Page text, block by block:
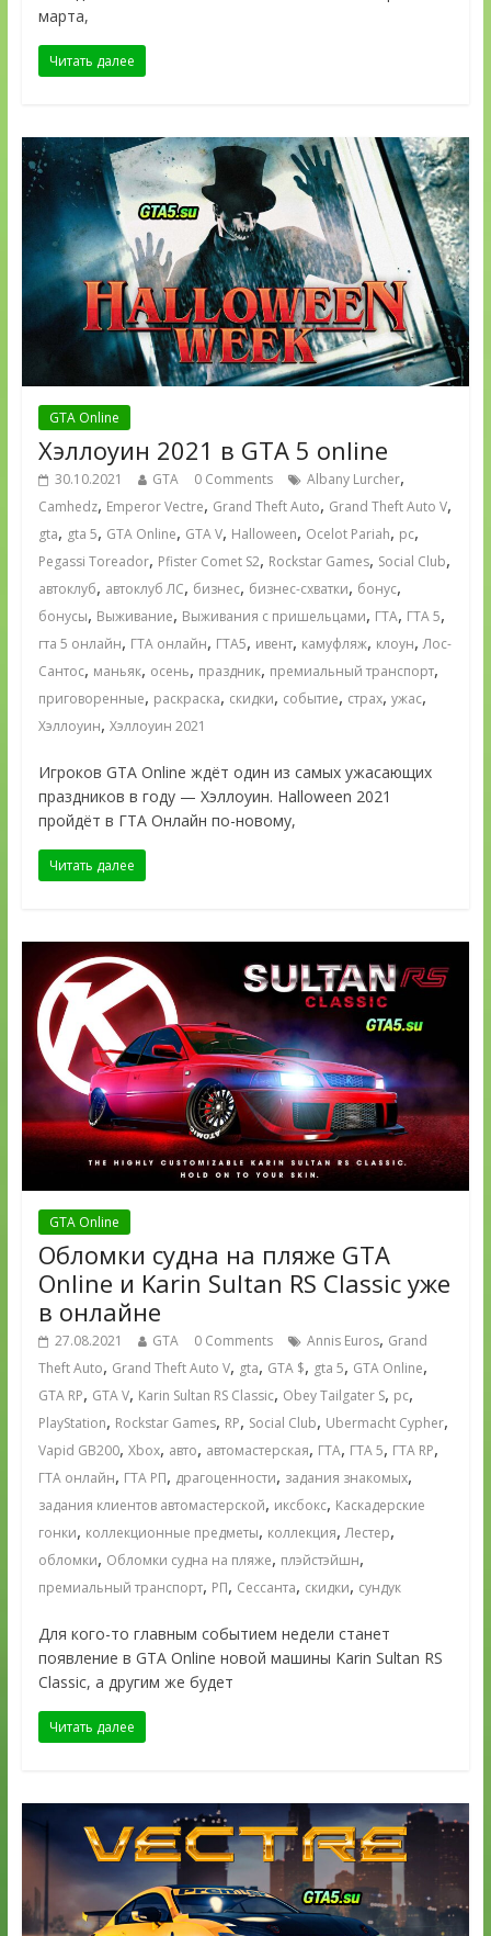
марта,
Читать далее
GTA Online
Хэллоуин 2021 в GTA 5 online
30.10.2021 GTA 0 Comments Albany Lurcher,
Camhedz, Emperor Vectre, Grand Theft Auto, Grand Theft Auto V,
gta, gta 5, GTA Online, GTA V, Halloween, Ocelot Pariah, pc,
Pegassi Toreador, Pfister Comet S2, Rockstar Games, Social Club,
автоклуб, автоклуб ЛС, бизнес, бизнес-схватки, бонус,
бонусы, Выживание, Выживания с пришельцами, ГТА, ГТА 5,
гта 5 онлайн, ГТА онлайн, ГТА5, ивент, камуфляж, клоун,Лос-
Сантос, маньяк, осень, праздник, премиальный транспорт,
приговоренные, раскраска, скидки, событие, страх, ужас,
Хэллоуин, Хэллоуин 2021
Игроков GTA Online ждёт один из самых ужасающих
праздников в году — Хэллоуин. Halloween 2021
пройдёт в ГТА Онлайн по-новому,
Читать далее
GTA Online
Обломки судна на пляже GTA
Online и Karin Sultan RS Classic уже
в онлайне
27.08.2021 GTA 0 Comments Annis Euros, Grand
Theft Auto, Grand Theft Auto V, gta, GTA $, gta 5, GTA Online,
GTA RP, GTA V, Karin Sultan RS Classic, Obey Tailgater S, pc,
PlayStation, Rockstar Games, RP, Social Club, Ubermacht Cypher,
Vapid GB200, Xbox, авто, автомастерская, ГТА, ГТА 5, ГТА RP,
ГТА онлайн, ГТА РП, драгоценности, задания знакомых,
задания клиентов автомастерской, иксбокс, Каскадерские
гонки, коллекционные предметы, коллекция,Лестер,
обломки, Обломки судна на пляже, плэйстэйшн,
премиальный транспорт, РП, Сессанта, скидки, сундук
Для кого-то главным событием недели станет
появление в GTA Online новой машины Karin Sultan RS
Classic, а другим же будет
Читать далее